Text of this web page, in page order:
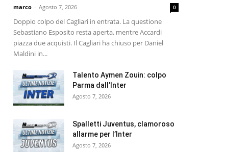
marco - Agosto 7, 2026 0
Doppio colpo del Cagliari in entrata. La questione
Sebastiano Esposito resta aperta, mentre Accardi
piazza due acquisti. Il Cagliari ha chiuso per Daniel
Maldini in...
Talento Aymen Zouin: colpo
Parma dall’Inter
Agosto 7, 2026
Spalletti Juventus, clamoroso
allarme per l’Inter
Agosto 7, 2026